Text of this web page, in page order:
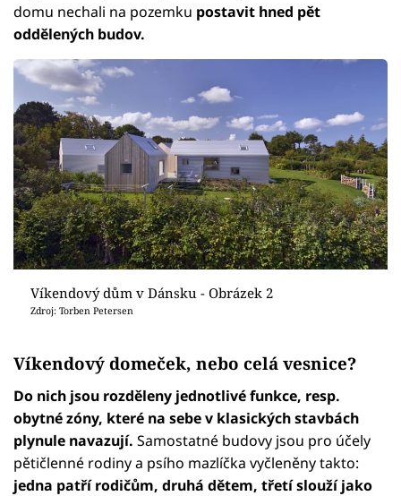
domu nechali na pozemku postavit hned pět
oddělených budov.
Víkendový dům v Dánsku - Obrázek 2
Zdroj: Torben Petersen
Víkendový domeček, nebo celá vesnice?
Do nich jsou rozděleny jednotlivé funkce, resp.
obytné zóny, které na sebe v klasických stavbách
plynule navazují. Samostatné budovy jsou pro účely
pětičlenné rodiny a psího mazlíčka vyčleněny takto:
jedna patří rodičům, druhá dětem, třetí slouží jako